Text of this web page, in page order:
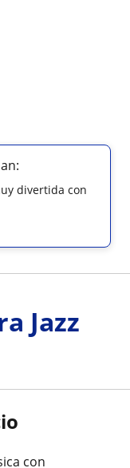
divertida con
Jazz
con